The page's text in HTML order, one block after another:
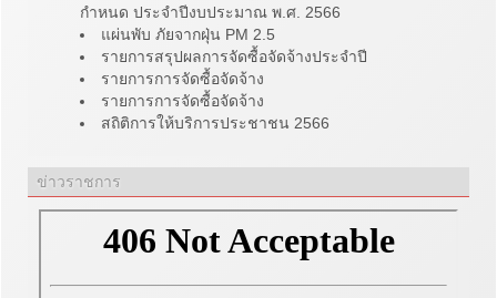
กำหนด ประจำปีงบประมาณ พ.ศ. 2566
แผ่นพับ ภัยจากฝุ่น PM 2.5
รายการสรุปผลการจัดซื้อจัดจ้างประจำปี
รายการการจัดซื้อจัดจ้าง
รายการการจัดซื้อจัดจ้าง
สถิติการให้บริการประชาชน 2566
ข่าวราชการ